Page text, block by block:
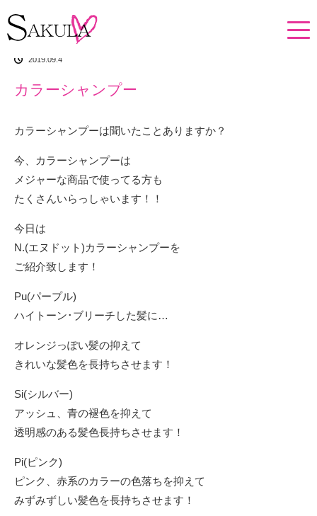
イチオシアイテム
2019.09.4
カラーシャンプー
カラーシャンプーは聞いたことありますか？
今、カラーシャンプーは
メジャーな商品で使ってる方も
たくさんいらっしゃいます！！
今日は
N.(エヌドット)カラーシャンプーを
ご紹介致します！
Pu(パープル)
ハイトーン･ブリーチした髪に…
オレンジっぽい髪の抑えて
きれいな髪色を長持ちさせます！
Si(シルバー)
アッシュ、青の褪色を抑えて
透明感のある髪色長持ちさせます！
Pi(ピンク)
ピンク、赤系のカラーの色落ちを抑えて
みずみずしい髪色を長持ちさせます！